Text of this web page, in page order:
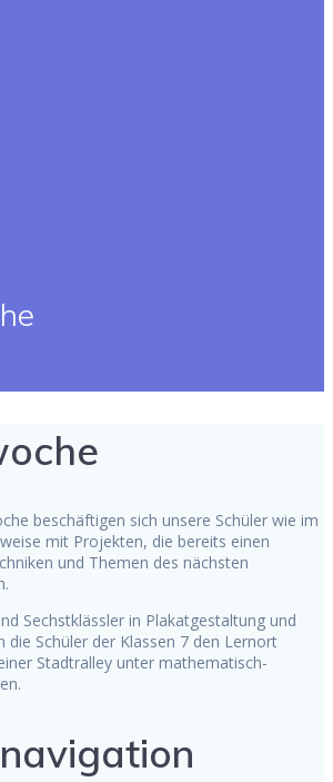
beschäftigen sich unsere Schüler wie im
mit Projekten, die bereits einen
und Themen des nächsten
Sechstklässler in Plakatgestaltung und
die Schüler der Klassen 7 den Lernort
Stadtralley unter mathematisch-